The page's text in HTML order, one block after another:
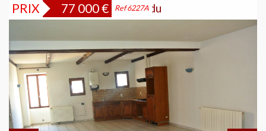
PRIX 77 000€ Ref 6227A
Bien vendu